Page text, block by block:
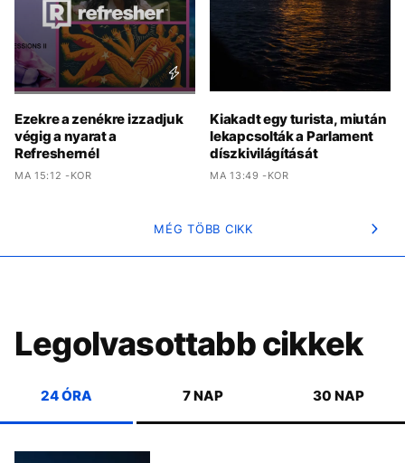
Ezekre a zenékre izzadjuk
végig a nyarat a
Refreshernél
MA 15:12 -KOR
Kiakadt egy turista, miután
lekapcsolták a Parlament
díszkivilágítását
MA 13:49 -KOR
MÉG TÖBB CIKK
Legolvasottabb cikkek
24 ÓRA 7 NAP 30 NAP